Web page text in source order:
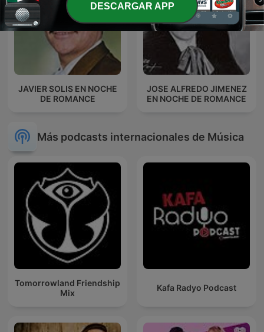
JAVIER SOLIS EN NOCHE
DE ROMANCE
JOSE ALFREDO JIMENEZ
EN NOCHE DE ROMANCE
Más podcasts internacionales de Música
Tomorrowland Friendship
Mix
Kafa Radyo Podcast
DESCARGAR APP